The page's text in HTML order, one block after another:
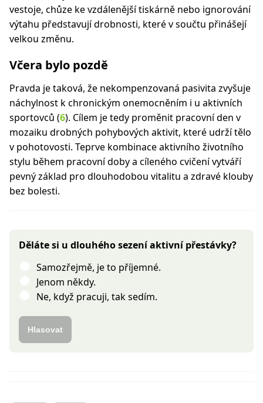
vestoje, chůze ke vzdálenější tiskárně nebo ignorování
výtahu představují drobnosti, které v součtu přinášejí
velkou změnu.
Včera bylo pozdě
Pravda je taková, že nekompenzovaná pasivita zvyšuje
náchylnost k chronickým onemocněním i u aktivních
sportovců (6). Cílem je tedy proměnit pracovní den v
mozaiku drobných pohybových aktivit, které udrží tělo
v pohotovosti. Teprve kombinace aktivního životního
stylu během pracovní doby a cíleného cvičení vytváří
pevný základ pro dlouhodobou vitalitu a zdravé klouby
bez bolesti.
Děláte si u dlouhého sezení aktivní přestávky?
Samozřejmě, je to příjemné.
Jenom někdy.
Ne, když pracuji, tak sedím.
Hlasovat